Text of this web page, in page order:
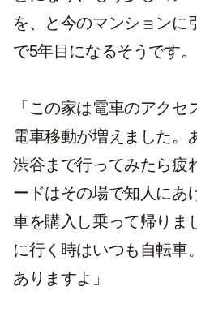
を、と今のマンションに
で5年目になるそうです。
「この家は電車のアクセ
電車移動が増えました。
渋谷まで行ってみたら疲
ードはその場で知人にあ
車を購入し乗って帰りま
に行く時はいつも自転車
ありますよ」